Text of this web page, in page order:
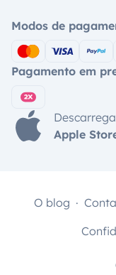
Modos de
Pagamento em
Apple
O blog